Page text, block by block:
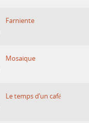
Farniente
Mosaique
Le temps d’un café